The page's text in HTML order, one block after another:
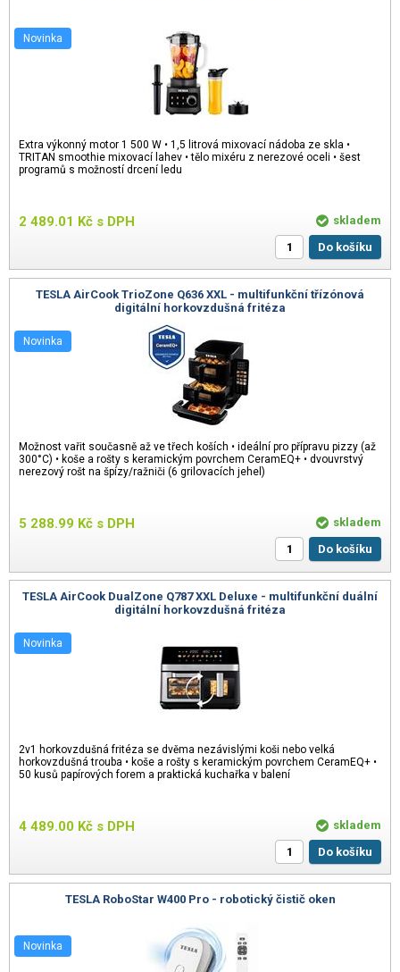
Extra výkonný motor 1 500 W • 1,5 litrová mixovací nádoba ze skla •
TRITAN smoothie mixovací lahev • tělo mixéru z nerezové oceli • šest
programů s možností drcení ledu
2 489.01 Kč s DPH
Novinka
skladem
Do košíku
TESLA AirCook TrioZone Q636 XXL - multifunkční třízónová
digitální horkovzdušná fritéza
Možnost vařit současně až ve třech koších • ideální pro přípravu pizzy (až
300°C) • koše a rošty s keramickým povrchem CeramEQ+ • dvouvrstvý
nerezový rošt na špízy/ražniči (6 grilovacích jehel)
5 288.99 Kč s DPH
Novinka
skladem
Do košíku
TESLA AirCook DualZone Q787 XXL Deluxe - multifunkční duální
digitální horkovzdušná fritéza
2v1 horkovzdušná fritéza se dvěma nezávislými koši nebo velká
horkovzdušná trouba • koše a rošty s keramickým povrchem CeramEQ+ •
50 kusů papírových forem a praktická kuchařka v balení
4 489.00 Kč s DPH
Novinka
skladem
Do košíku
TESLA RoboStar W400 Pro - robotický čistič oken
Novinka